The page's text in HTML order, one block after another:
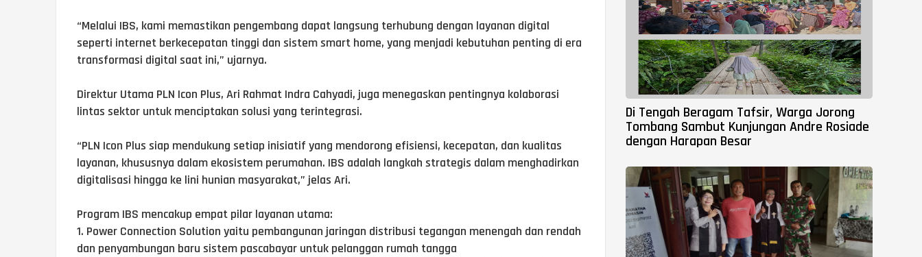
“Melalui IBS, kami memastikan pengembang dapat langsung terhubung dengan layanan digital
seperti internet berkecepatan tinggi dan sistem smart home, yang menjadi kebutuhan penting di era
transformasi digital saat ini,” ujarnya.
Direktur Utama PLN Icon Plus, Ari Rahmat Indra Cahyadi, juga menegaskan pentingnya kolaborasi
lintas sektor untuk menciptakan solusi yang terintegrasi.
“PLN Icon Plus siap mendukung setiap inisiatif yang mendorong efisiensi, kecepatan, dan kualitas
layanan, khususnya dalam ekosistem perumahan. IBS adalah langkah strategis dalam menghadirkan
digitalisasi hingga ke lini hunian masyarakat,” jelas Ari.
Program IBS mencakup empat pilar layanan utama:
1. Power Connection Solution yaitu pembangunan jaringan distribusi tegangan menengah dan rendah
dan penyambungan baru sistem pascabayar untuk pelanggan rumah tangga
Di Tengah Beragam Tafsir, Warga Jorong
Tombang Sambut Kunjungan Andre Rosiade
dengan Harapan Besar